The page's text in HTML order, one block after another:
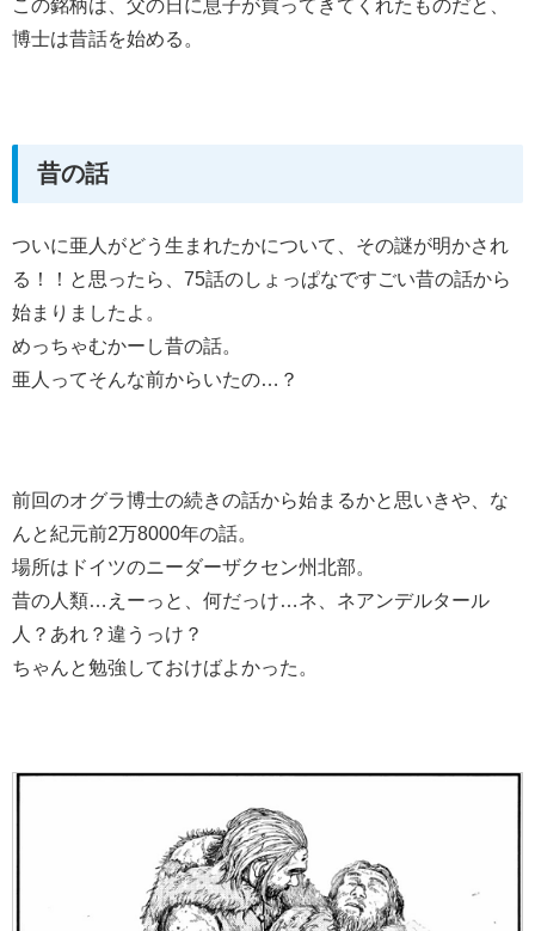
この銘柄は、父の日に息子が買ってきてくれたものだと、
博士は昔話を始める。
昔の話
ついに亜人がどう生まれたかについて、その謎が明かされ
る！！と思ったら、75話のしょっぱなですごい昔の話から
始まりましたよ。
めっちゃむかーし昔の話。
亜人ってそんな前からいたの…？
前回のオグラ博士の続きの話から始まるかと思いきや、な
んと紀元前2万8000年の話。
場所はドイツのニーダーザクセン州北部。
昔の人類…えーっと、何だっけ…ネ、ネアンデルタール
人？あれ？違うっけ？
ちゃんと勉強しておけばよかった。